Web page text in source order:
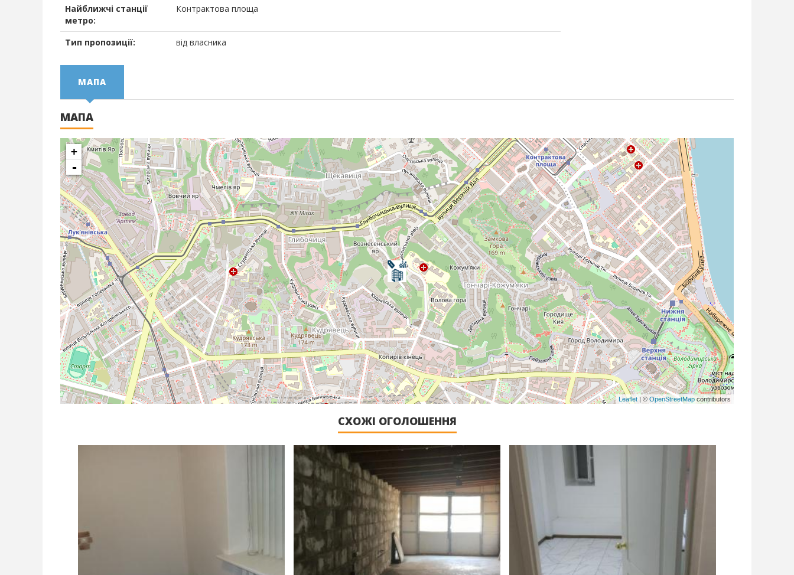
Найближчі станції
метро:
Контрактова площа
Тип пропозиції: від власника
МАПА
МАПА
+
-
Leaflet | © OpenStreetMapcontributors
СХОЖІ ОГОЛОШЕННЯ